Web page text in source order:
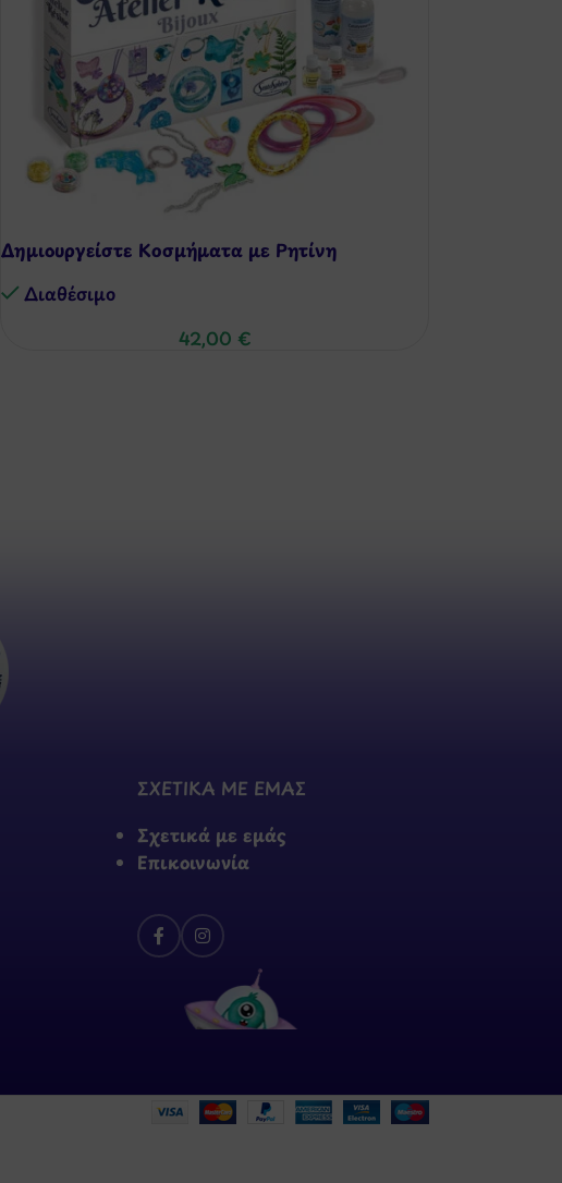
Δημιουργείστε Κοσμήματα με Ρητίνη
Διαθέσιμo
42,00 €
ΣΧΕΤΙΚΑ ΜΕ ΕΜΑΣ
Σχετικά με εμάς
Επικοινωνία